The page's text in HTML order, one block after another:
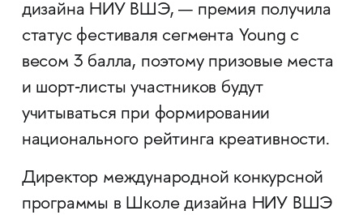
дизайна НИУ ВШЭ, — премия получила
статус фестиваля сегмента Young с
весом 3 балла, поэтому призовые места
и шорт‑листы участников будут
учитываться при формировании
национального рейтинга креативности.​
Директор международной конкурсной
программы в Школе дизайна НИУ ВШЭ